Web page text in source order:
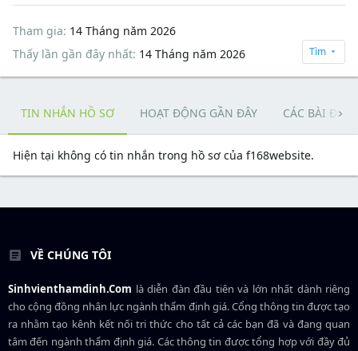
Tham gia 14 Tháng năm 2026
Thấy lần gần đây nhất 14 Tháng năm 2026 Tìm
TIN NHẮN HỒ SƠ HOẠT ĐỘNG GẦN ĐÂY CÁC BÀI
Hiện tại không có tin nhắn trong hồ sơ của f168website.
VỀ CHÚNG TÔI
Sinhvienthamdinh.Com là diễn đàn đầu tiên và lớn nhất dành riêng
cho cộng đồng nhân lực ngànhthẩm định giá. Cổng thông tin được tạo
ra nhằm tạo kênh kết nối tri thức cho tất cả các bạn đã và đang quan
tâm đến ngành thẩm định giá. Các thông tin được tổng hợp với đầy đủ